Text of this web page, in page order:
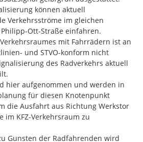
können aktuell
Verkehrsströme im gleichen
Ott-Straße einfahren.
mit Fahrrädern ist an
und STVO-konform nicht
des Radverkehrs aktuell
hier aufgenommen und werden in
für diesen Knotenpunkt
die Ausfahrt aus Richtung Werkstor
im KFZ-Verkehrsraum zu
Gunsten der Radfahrenden wird